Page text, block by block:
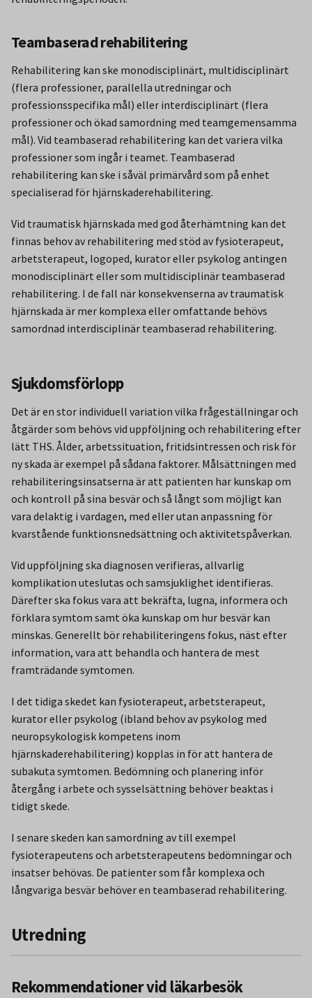
Teambaserad rehabilitering
Rehabilitering kan ske monodisciplinärt, multidisciplinärt
(flera professioner, parallella utredningar och
professionsspecifika mål) eller interdisciplinärt (flera
professioner och ökad samordning med teamgemensamma
mål). Vid teambaserad rehabilitering kan det variera vilka
professioner som ingår i teamet. Teambaserad
rehabilitering kan ske i såväl primärvård som på enhet
specialiserad för hjärnskaderehabilitering.
Vid traumatisk hjärnskada med god återhämtning kan det
finnas behov av rehabilitering med stöd av fysioterapeut,
arbetsterapeut, logoped, kurator eller psykolog antingen
monodisciplinärt eller som multidisciplinär teambaserad
rehabilitering. I de fall när konsekvenserna av traumatisk
hjärnskada är mer komplexa eller omfattande behövs
samordnad interdisciplinär teambaserad rehabilitering.
Sjukdomsförlopp
Det är en stor individuell variation vilka frågeställningar och
åtgärder som behövs vid uppföljning och rehabilitering efter
lätt THS. Ålder, arbetssituation, fritidsintressen och risk för
ny skada är exempel på sådana faktorer. Målsättningen med
rehabiliteringsinsatserna är att patienten har kunskap om
och kontroll på sina besvär och så långt som möjligt kan
vara delaktig i vardagen, med eller utan anpassning för
kvarstående funktionsnedsättning och aktivitetspåverkan.
Vid uppföljning ska diagnosen verifieras, allvarlig
komplikation uteslutas och samsjuklighet identifieras.
Därefter ska fokus vara att bekräfta, lugna, informera och
förklara symtom samt öka kunskap om hur besvär kan
minskas. Generellt bör rehabiliteringens fokus, näst efter
information, vara att behandla och hantera de mest
framträdande symtomen.
I det tidiga skedet kan fysioterapeut, arbetsterapeut,
kurator eller psykolog (ibland behov av psykolog med
neuropsykologisk kompetens inom
hjärnskaderehabilitering) kopplas in för att hantera de
subakuta symtomen. Bedömning och planering inför
återgång i arbete och sysselsättning behöver beaktas i
tidigt skede.
I senare skeden kan samordning av till exempel
fysioterapeutens och arbetsterapeutens bedömningar och
insatser behövas. De patienter som får komplexa och
långvariga besvär behöver en teambaserad rehabilitering.
Utredning
Rekommendationer vid läkarbesök